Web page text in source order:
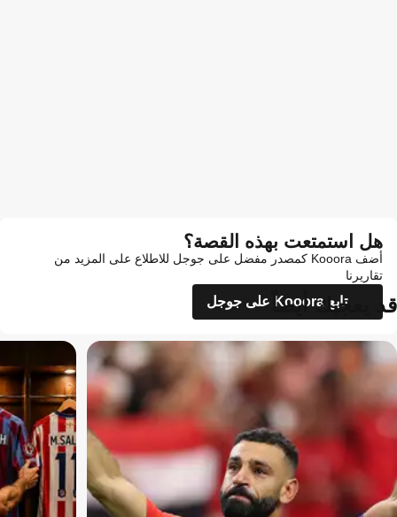
هل استمتعت بهذه القصة؟
أضف Kooora كمصدر مفضل على جوجل للاطلاع على المزيد من
تقاريرنا
تابع Kooora على جوجل
قد يعجبك أيضاً